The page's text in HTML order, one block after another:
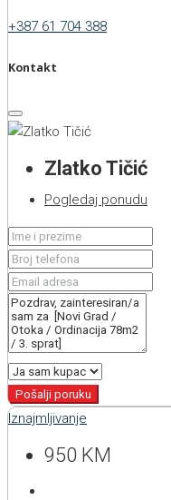
+387 61 704 388
Kontakt
Zlatko Tičić
Pogledaj ponudu
Pošalji poruku
Iznajmljivanje
950 KM